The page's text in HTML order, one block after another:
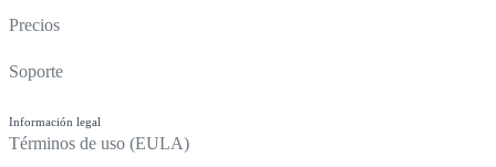
Precios
Soporte
Información legal
Términos de uso (EULA)